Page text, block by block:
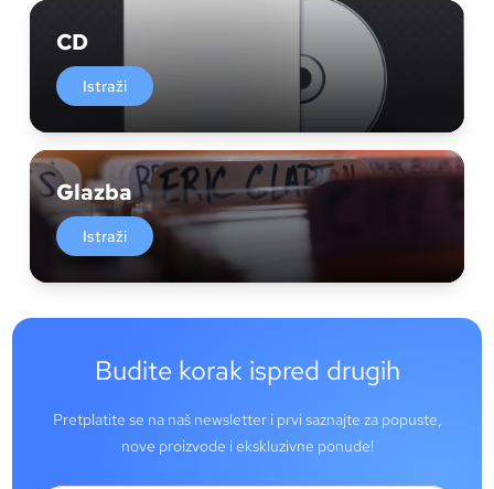
CD
Istraži
Glazba
Istraži
Budite korak ispred drugih
Pretplatite se na naš newsletter i prvi saznajte za popuste,
nove proizvode i ekskluzivne ponude!